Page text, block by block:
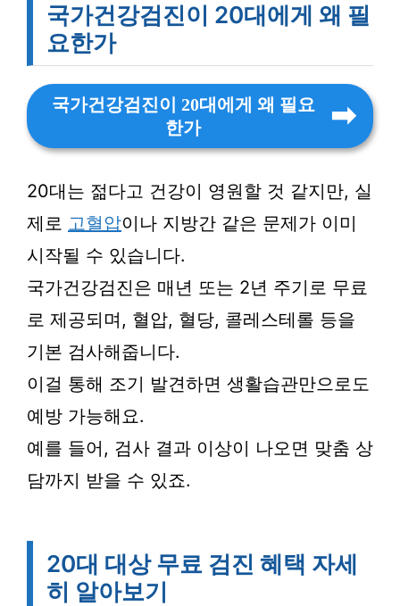
국가건강검진이 20대에게 왜 필
요한가
국가건강검진이 20대에게 왜 필요
한가
20대는 젊다고 건강이 영원할 것 같지만, 실
제로 고혈압이나 지방간 같은 문제가 이미
시작될 수 있습니다.
국가건강검진은 매년 또는 2년 주기로 무료
로 제공되며, 혈압, 혈당, 콜레스테롤 등을
기본 검사해줍니다.
이걸 통해 조기 발견하면 생활습관만으로도
예방 가능해요.
예를 들어, 검사 결과 이상이 나오면 맞춤 상
담까지 받을 수 있죠.
20대 대상 무료 검진 혜택 자세
히 알아보기